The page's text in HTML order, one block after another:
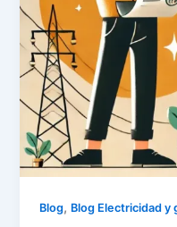
Blog, Blog Electricidad y